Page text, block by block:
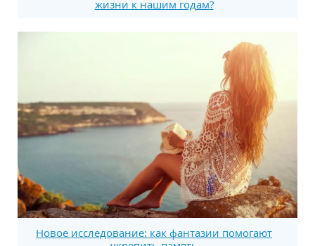
жизни к нашим годам?
Новое исследование: как фантазии помогают